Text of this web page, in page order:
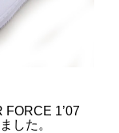
FORCE 1’07
した。